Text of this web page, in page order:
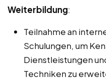
Weiterbildung:
Teilnahme an
Schulungen, um
Dienstleistungen
Techniken zu